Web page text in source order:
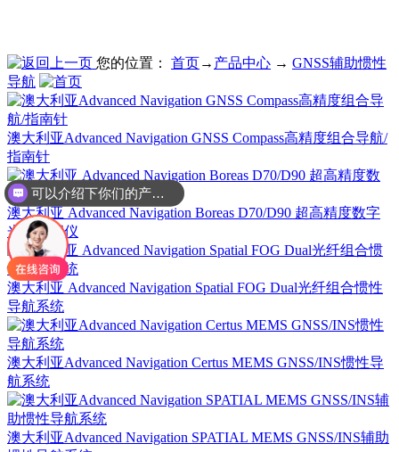
您的位置： 首页→ 产品中心 → GNSS辅助惯性
导航
澳大利亚Advanced Navigation GNSS Compass高精度组合导航/
指南针
澳大利亚 Advanced Navigation Boreas D70/D90 超高精度数字
光纤陀螺仪
澳大利亚 Advanced Navigation Spatial FOG Dual光纤组合惯性
导航系统
澳大利亚Advanced Navigation Certus MEMS GNSS/INS惯性导
航系统
澳大利亚Advanced Navigation SPATIAL MEMS GNSS/INS辅助
可以介绍下你们的产品么